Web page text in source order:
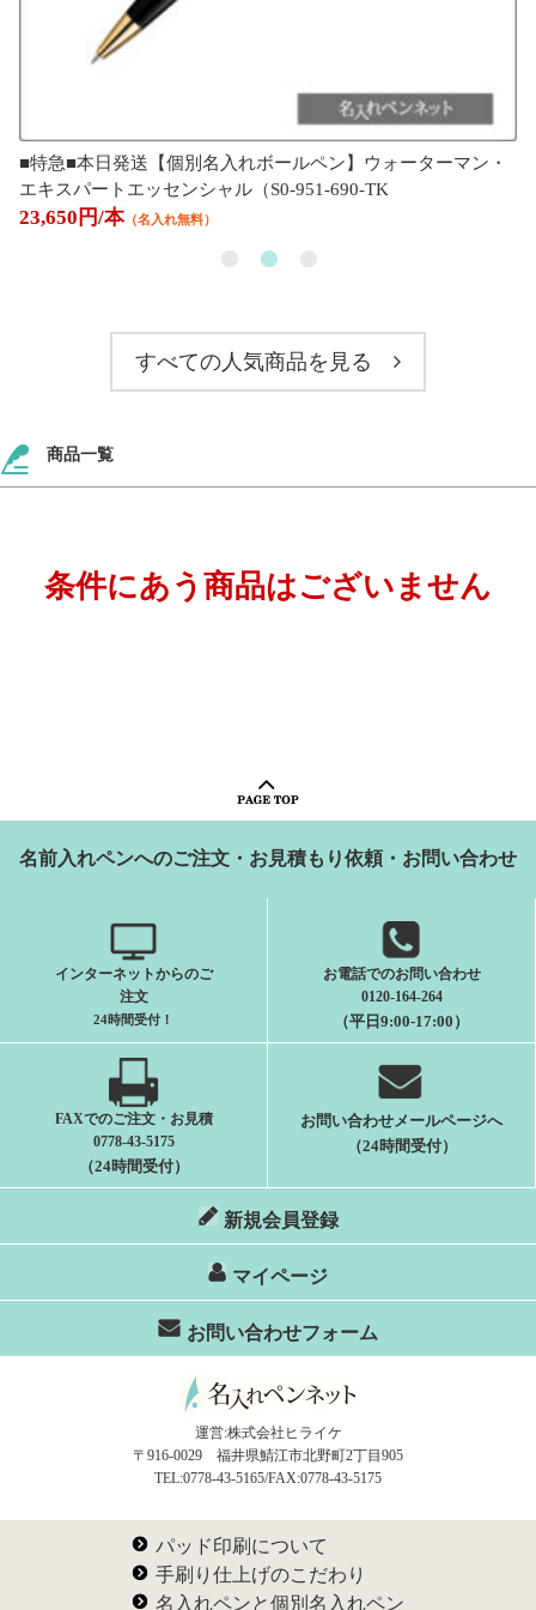
■特急■本日発送【個別名入れボールペン】ウォーターマン・
エキスパートエッセンシャル（S0-951-690-TK
23,650円/本（名入れ無料）
すべての人気商品を見る
商品一覧
条件にあう商品はございません
名前入れペンへのご注文・お見積もり依頼・お問い合わせ
インターネットからのご
注文
24時間受付 ！
お電話でのお問い合わせ
0120-164-264
（平日9:00-17:00）
FAXでのご注文・お見積
0778-43-5175
（24時間受付）
お問い合わせメールページへ
（24時間受付）
新規会員登録
マイページ
お問い合わせフォーム
運営:株式会社ヒライケ
〒916-0029 福井県鯖江市北野町2丁目905
TEL:0778-43-5165/FAX:0778-43-5175
パッド印刷について
手刷り仕上げのこだわり
名入れペンと個別名入れペン